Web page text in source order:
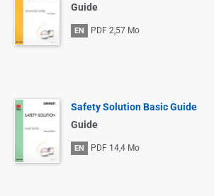
Guide
EN PDF 2,57 Mo
Safety Solution Basic Guide
Guide
EN PDF 14,4 Mo